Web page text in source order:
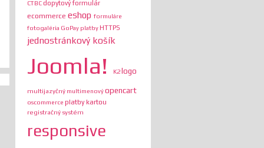
CTBC dopytový formulár
ecommerce eshop formuláre
fotogaléria GoPay platby HTTPS
jednostránkový košík
Joomla! K2logo
multijazyčný multimenovýopencart
oscommerce platby kartou
registračný systém
responsive